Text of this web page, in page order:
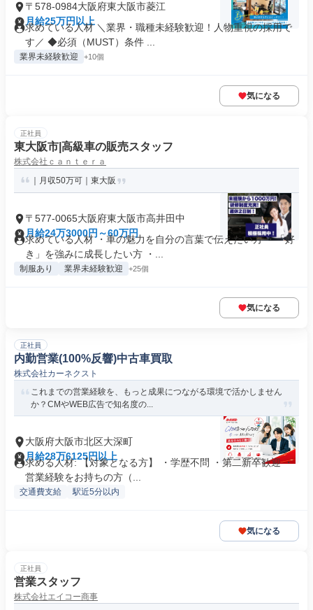
〒578-0984大阪府東大阪市菱江
月給25万円以上
求めている人材 ＼業界・職種未経験歓迎！人物重視の採用で
す／ ◆必須（MUST）条件 ...
業界未経験歓迎 +10個
気になる
正社員
東大阪市|高級車の販売スタッフ
株式会社ｃａｎｔｅｒａ
｜月収50万可｜東大阪
〒577-0065大阪府東大阪市高井田中
月給24万3000円～60万円
求めている人材 ・車の魅力を自分の言葉で伝えたい方 ・「好
き」を強みに成長したい方 ・...
制服あり 業界未経験歓迎 +25個
気になる
正社員
内勤営業(100%反響)中古車買取
株式会社カーネクスト
これまでの営業経験を、もっと成果につながる環境で活かしません
か？CMやWEB広告で知名度の...
大阪府大阪市北区大深町
月給28万6125円以上
求める人材: 【対象となる方】 ・学歴不問 ・第二新卒歓迎 ・
営業経験をお持ちの方（...
交通費支給 駅近5分以内
気になる
正社員
営業スタッフ
株式会社エイコー商事